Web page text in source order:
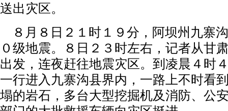
送出灾区。
８月８日２１时１９分，阿坝州九寨
０级地震。８日２３时左右，记者从甘
出发，连夜赶往地震灾区。到凌晨４时
一行进入九寨沟县界内，一路上不时看
塌的岩石，多台大型挖掘机及消防、公